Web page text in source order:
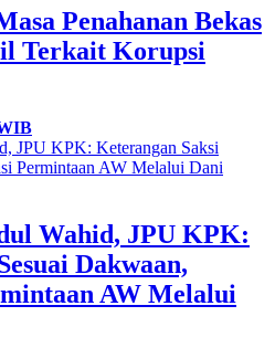
Penahanan Bekas
Terkait Korupsi
Wahid, JPU KPK:
Dakwaan,
AW Melalui